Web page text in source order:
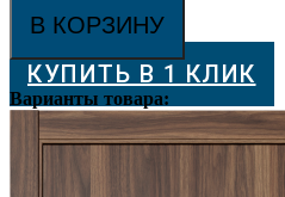
Венир
покрытие
ШПОН,
много
цветов
выбор
В КОРЗИНУ
КУПИТЬ В 1 КЛИК
Варианты товара: